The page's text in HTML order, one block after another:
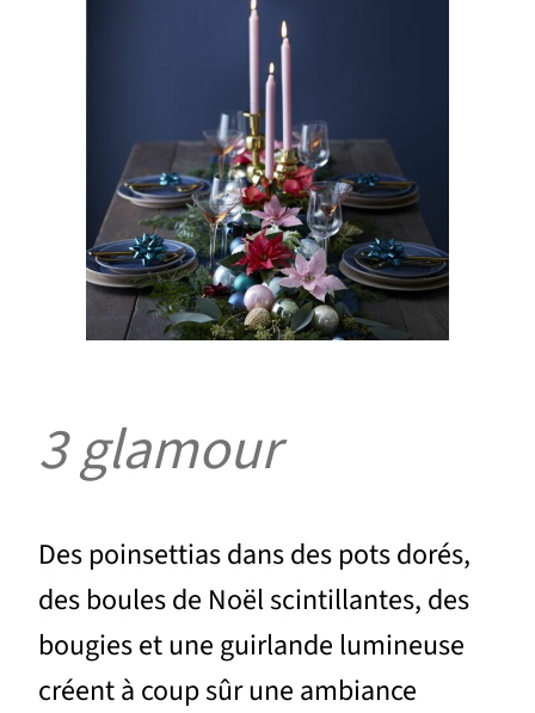
3 glamour
Des poinsettias dans des pots dorés,
des boules de Noël scintillantes, des
bougies et une guirlande lumineuse
créent à coup sûr une ambiance